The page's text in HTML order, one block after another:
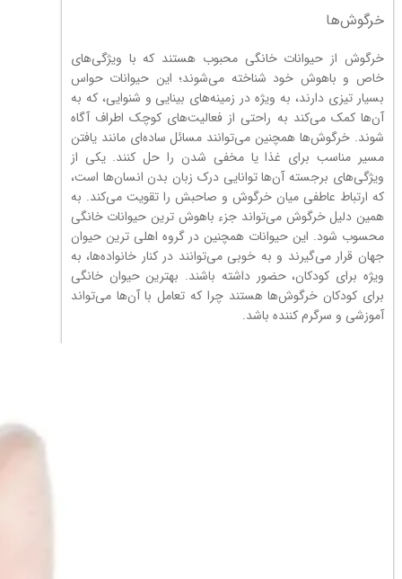
خرگوش‌ها
خرگوش‌ از حیوانات خانگی محبوب هستند که با ویژگی‌های
خاص و باهوش خود شناخته می‌شوند؛ این حیوانات حواس
بسیار تیزی دارند، به ویژه در زمینه‌های بینایی و شنوایی، که به
آن‌ها کمک می‌کند به راحتی از فعالیت‌های کوچک اطراف آگاه
شوند. خرگوش‌ها همچنین می‌توانند مسائل ساده‌ای مانند یافتن
مسیر مناسب برای غذا یا مخفی شدن را حل کنند. یکی از
ویژگی‌های برجسته آن‌ها توانایی درک زبان بدن انسان‌ها است،
که ارتباط عاطفی میان خرگوش و صاحبش را تقویت می‌کند. به
همین دلیل خرگوش‌ می‌تواند جزء باهوش ترین حیوانات خانگی
محسوب شود. این حیوانات همچنین در گروه اهلی ترین حیوان
جهان قرار می‌گیرند و به خوبی می‌توانند در کنار خانواده‌ها، به
ویژه برای کودکان، حضور داشته باشند. بهترین حیوان خانگی
برای کودکان خرگوش‌ها هستند چرا که تعامل با آن‌ها می‌تواند
آموزشی و سرگرم کننده باشد.